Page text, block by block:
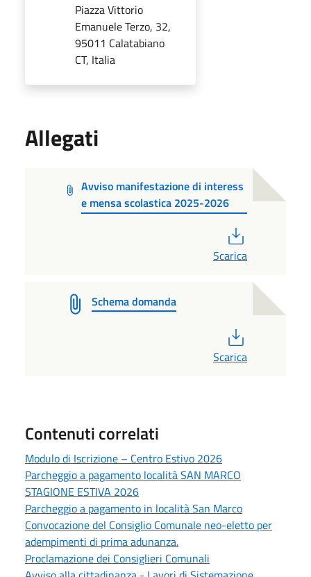
Piazza Vittorio
Emanuele Terzo, 32,
95011 Calatabiano
CT, Italia
Allegati
Avviso manifestazione di interess
e mensa scolastica 2025-2026
Scarica
Schema domanda
Scarica
Contenuti correlati
Modulo di Iscrizione – Centro Estivo 2026
Parcheggio a pagamento località SAN MARCO
STAGIONE ESTIVA 2026
Parcheggio a pagamento in località San Marco
Convocazione del Consiglio Comunale neo-eletto per
adempimenti di prima adunanza.
Proclamazione dei Consiglieri Comunali